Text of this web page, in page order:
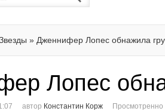
» Дженнифер Лопес обнажила
Лопес
автор Константин Корж
Просмотренно